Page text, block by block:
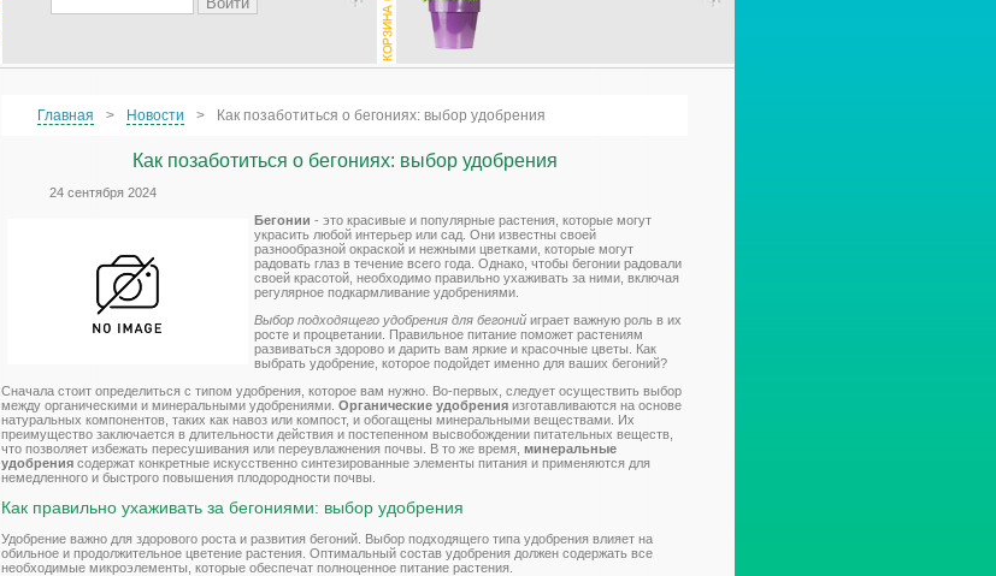
Главная Новости Как позаботиться о бегониях: выбор удобрения
Как позаботиться о бегониях: выбор удобрения
24 сентября 2024
Бегонии - это красивые и популярные растения, которые могут
украсить любой интерьер или сад. Они известны своей
разнообразной окраской и нежными цветками, которые могут
радовать глаз в течение всего года. Однако, чтобы бегонии радовали
своей красотой, необходимо правильно ухаживать за ними, включая
регулярное подкармливание удобрениями.
Выбор подходящего удобрения для бегоний играет важную роль в их
росте и процветании. Правильное питание поможет растениям
развиваться здорово и дарить вам яркие и красочные цветы. Как
выбрать удобрение, которое подойдет именно для ваших бегоний?
Сначала стоит определиться с типом удобрения, которое вам нужно. Во-первых, следует осуществить выбор
между органическими и минеральными удобрениями. Органические удобрения изготавливаются на основе
натуральных компонентов, таких как навоз или компост, и обогащены минеральными веществами. Их
преимущество заключается в длительности действия и постепенном высвобождении питательных веществ,
что позволяет избежать пересушивания или переувлажнения почвы. В то же время, минеральные
удобрения содержат конкретные искусственно синтезированные элементы питания и применяются для
немедленного и быстрого повышения плодородности почвы.
Как правильно ухаживать за бегониями: выбор удобрения
Удобрение важно для здорового роста и развития бегоний. Выбор подходящего типа удобрения влияет на
обильное и продолжительное цветение растения. Оптимальный состав удобрения должен содержать все
необходимые микроэлементы, которые обеспечат полноценное питание растения.